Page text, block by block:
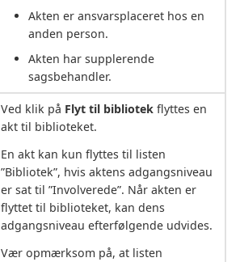
Akten er ansvarsplaceret hos en
anden person.
Akten har supplerende
sagsbehandler.
Ved klik på Flyt til bibliotekflyttes en
akt til biblioteket.
En akt kan kun flyttes til listen
”Bibliotek”, hvis aktens adgangsniveau
er sat til ”Involverede”. Når akten er
flyttet til biblioteket, kan dens
adgangsniveau efterfølgende udvides.
Vær opmærksom på, at listen